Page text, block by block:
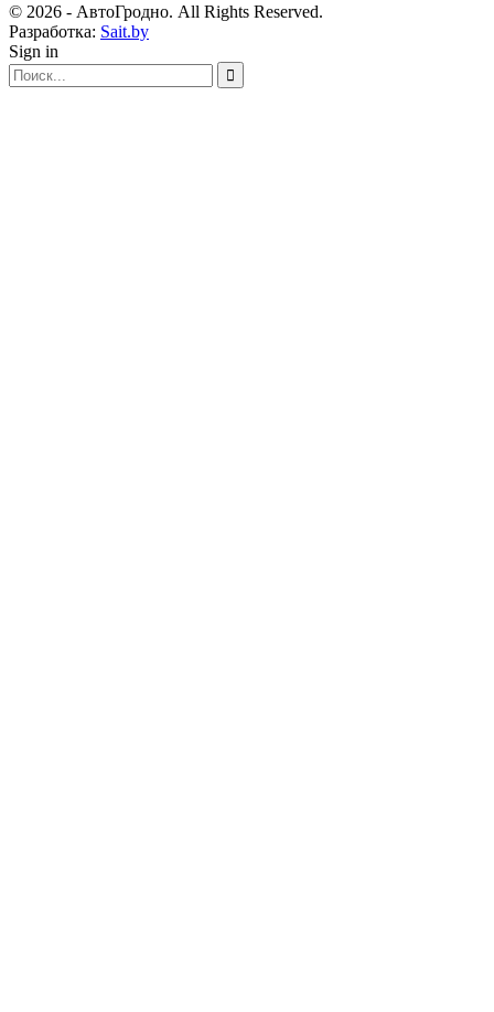
© 2026 - АвтоГродно. All Rights Reserved.
Разработка: Sait.by
Sign in